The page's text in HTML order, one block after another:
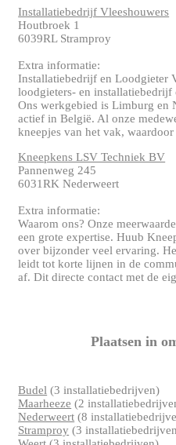
Installatiebedrijf Vleeshouwers
Houtbroek 1
6039RL Stramproy
Extra informatie:
Installatiebedrijf en Loodgieter
loodgieters- en
Ons werkgebied is Limburg en
actief in België. Al onze
kneepjes van het vak,
Kneepkens LSV Techniek BV
Pannenweg 245
6031RK Nederweert
Extra informatie:
Waarom ons? Onze
een grote expertise. Huub
over bijzonder veel ervaring.
leidt tot korte lijnen in de
af. Dit directe contact met de
Plaatsen in
Budel (3 installatiebedrijven)
Maarheeze (2
Nederweert (8
Stramproy (3